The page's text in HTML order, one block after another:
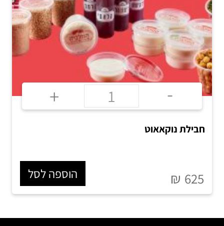
-
+
חבילת נוקאאוט
₪ 625 הוספה לסל